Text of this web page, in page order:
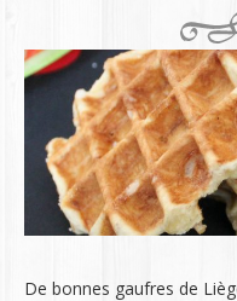
De bonnes gaufres de